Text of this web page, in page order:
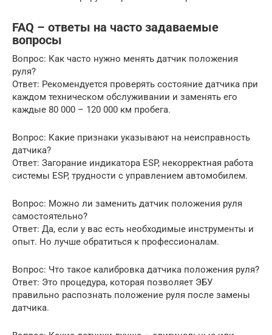
FAQ – ответы на часто задаваемые
вопросы
Вопрос: Как часто нужно менять датчик положения
руля?
Ответ: Рекомендуется проверять состояние датчика при
каждом техническом обслуживании и заменять его
каждые 80 000 – 120 000 км пробега.
Вопрос: Какие признаки указывают на неисправность
датчика?
Ответ: Загорание индикатора ESP, некорректная работа
системы ESP, трудности с управлением автомобилем.
Вопрос: Можно ли заменить датчик положения руля
самостоятельно?
Ответ: Да, если у вас есть необходимые инструменты и
опыт. Но лучше обратиться к профессионалам.
Вопрос: Что такое калибровка датчика положения руля?
Ответ: Это процедура, которая позволяет ЭБУ
правильно распознать положение руля после замены
датчика.